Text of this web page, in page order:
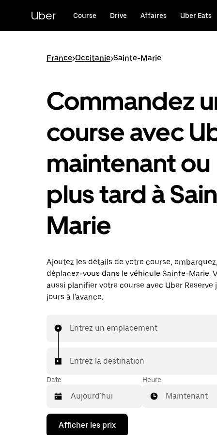
principal
Uber Course Drive Affaires Uber Eats
France>Occitanie>Sainte-Marie
Commandez
course avec
maintenant ou
plus tard à
Marie
Ajoutez les détails de votre course,
déplacez-vous dans le véhicule Sainte-Marie.
aussi planifier votre course avec Uber Reserve
jours à l'avance.
Entrez un emplacement
Entrez la destination
Date
Appuyez
Heure
Maintenant
Afficher les prix